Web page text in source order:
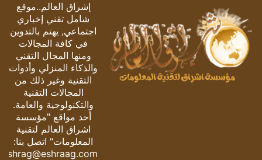
إشراق العالم..موقع
شامل تقني إخباري
اجتماعي, يهتم بالتدوين
في كافة المجالات
ومنها المجال التقني
والذكاء المنزلي وأدوات
التقنية وغير ذلك من
المجالات التقنية
والتكنولوجية والعامة.
أحد مواقع "مؤسسة
اشراق العالم لتقنية
المعلومات" اتصل بنا:
eshrag@eshraag.com